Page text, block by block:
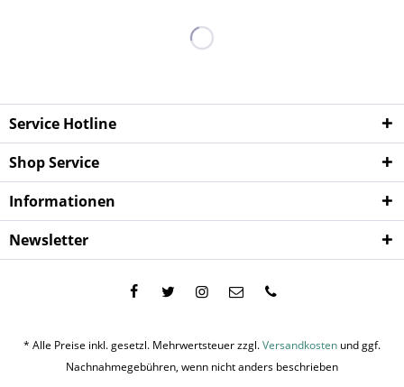
Service Hotline
Shop Service
Informationen
Newsletter
* Alle Preise inkl. gesetzl. Mehrwertsteuer zzgl.Versandkosten und ggf.
Nachnahmegebühren, wenn nicht anders beschrieben